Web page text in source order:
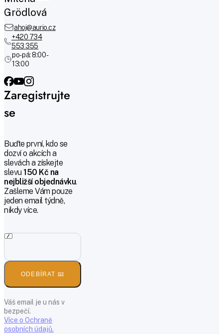
Grödlová
ahoj@aurio.cz
+420 734
553 355
po-pá: 8:00 -
13:00
Zaregistrujte
se
Buďte první, kdo se
dozví o akcích a
slevách a získejte
slevu150 Kč na
nejbližší objednávku.
Zašleme Vám pouze
jeden email týdně,
nikdy více.
ODEBÍRAT 📧
Váš email je u nás v
bezpečí.
Více o Ochraně
osobních údajů.